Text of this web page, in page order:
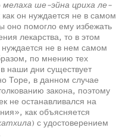
мелаха ше-эйна цриха ле-
он нуждается не в самом
оно помогло ему избежать
лекарства, то в этом
нуждается не в нем самом
по мнению тех
наши дни существует
Торе, в данном случае
закона, поэтому
не останавливался на
как объясняется
) с удостоверением